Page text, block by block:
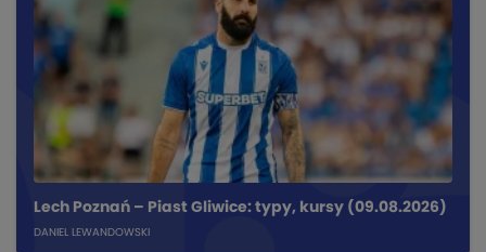
Lech Poznań – Piast Gliwice: typy, kursy (09.08.2026)
DANIEL LEWANDOWSKI